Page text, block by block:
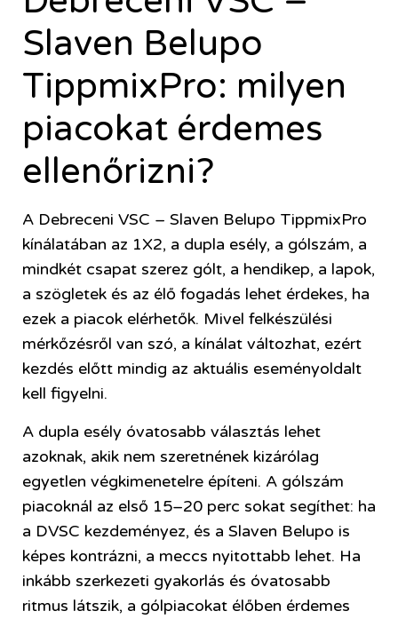
Slaven Belupo
TippmixPro: milyen
piacokat érdemes
ellenőrizni?
A Debreceni VSC – Slaven Belupo TippmixPro
kínálatában az 1X2, a dupla esély, a gólszám, a
mindkét csapat szerez gólt, a hendikep, a lapok,
a szögletek és az élő fogadás lehet érdekes, ha
ezek a piacok elérhetők. Mivel felkészülési
mérkőzésről van szó, a kínálat változhat, ezért
kezdés előtt mindig az aktuális eseményoldalt
kell figyelni.
A dupla esély óvatosabb választás lehet
azoknak, akik nem szeretnének kizárólag
egyetlen végkimenetelre építeni. A gólszám
piacoknál az első 15–20 perc sokat segíthet: ha
a DVSC kezdeményez, és a Slaven Belupo is
képes kontrázni, a meccs nyitottabb lehet. Ha
inkább szerkezeti gyakorlás és óvatosabb
ritmus látszik, a gólpiacokat élőben érdemes